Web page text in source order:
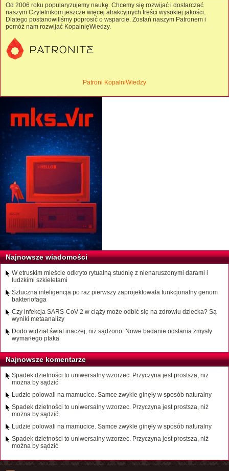
Od 2006 roku popularyzujemy naukę. Chcemy się rozwijać i dostarczać
naszym Czytelnikom jeszcze więcej atrakcyjnych treści wysokiej jakości.
Dlatego postanowiliśmy poprosić o wsparcie. Zostań naszym Patronem i
pomóż nam rozwijać KopalnięWiedzy.
Patroni KopalniWiedzy
Najnowsze wiadomości
W etruskim mieście odkryto rytualną studnię z nienaruszonymi darami i
ludzkimi szkieletami
Sztuczna inteligencja po raz pierwszy zaprojektowała funkcjonalny genom
bakteriofaga
Czy infekcja SARS-CoV-2 w ciąży może odbić się na zdrowiu dziecka? Są
wyniki metaanalizy
Dodo widział świat inaczej, niż sądzono. Nowe badanie odsłania zmysły
wymarłego ptaka
Najnowsze komentarze
Spadek dzietności to uniwersalny wzorzec. Przyczyna jest prostsza, niż
można by sądzić
Ludzie polowali na mamucice. Samce zwykle ginęły w sposób naturalny
Spadek dzietności to uniwersalny wzorzec. Przyczyna jest prostsza, niż
można by sądzić
Ludzie polowali na mamucice. Samce zwykle ginęły w sposób naturalny
Spadek dzietności to uniwersalny wzorzec. Przyczyna jest prostsza, niż
można by sądzić